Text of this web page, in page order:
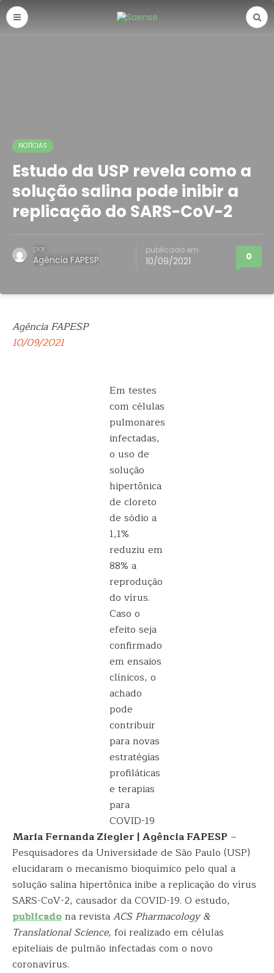
NOTÍCIAS
Estudo da USP revela como a
solução salina pode inibir a
replicação do SARS-CoV-2
por
Agência FAPESP
publicado em
10/09/2021 0
Agência FAPESP
10/09/2021
Em testes
com células
pulmonares
infectadas,
o uso de
solução
hipertônica
de cloreto
de sódio a
1,1%
reduziu em
88% a
reprodução
do vírus.
Caso o
efeito seja
confirmado
em ensaios
clínicos, o
achado
pode
contribuir
para novas
estratégias
profiláticas
e terapias
para
COVID-19
Maria Fernanda Ziegler | Agência FAPESP –
Pesquisadores da Universidade de São Paulo (USP)
elucidaram o mecanismo bioquímico pelo qual a
solução salina hipertônica inibe a replicação do vírus
SARS-CoV-2, causador da COVID-19. O estudo,
publicadona revistaACS Pharmacology &
Translational Science, foi realizado em células
epiteliais de pulmão infectadas com o novo
coronavírus.